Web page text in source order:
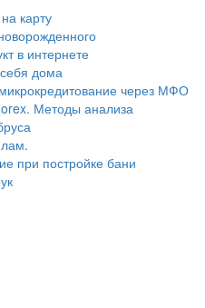
карту
в интернете
себя дома
через МФО
Методы анализа
при постройке бани